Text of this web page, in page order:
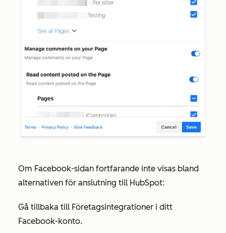
Om Facebook-sidan fortfarande inte visas bland
alternativen för anslutning till HubSpot:
Gå tillbaka till Företagsintegrationer i ditt
Facebook-konto.